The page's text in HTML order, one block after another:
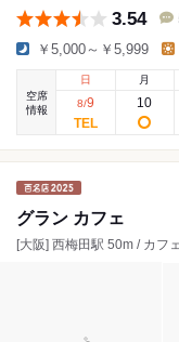
3.54
￥5,000～￥5,999
空席
情報
日
8/9
月
10
グラン カフェ
[大阪] 西梅田駅 50m / カフ